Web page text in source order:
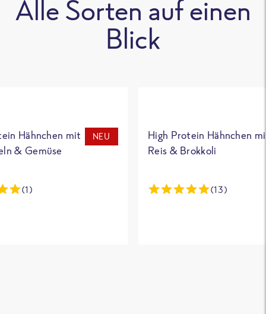
Alle Sorten auf einen
Blick
Hähnchen mit
& Gemüse
NEU
(1)
High Protein Hähnchen
Reis & Brokkoli
(13)